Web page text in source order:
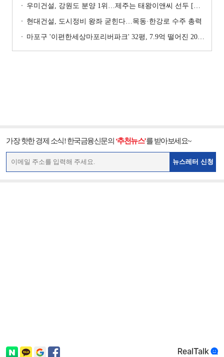
우미건설, 강원도 분양 1위…제주는 태왕이앤씨 선두 [이 지역 분양왕-강원·제주]
현대건설, 도시정비 왕좌 굳힌다…목동·한강로 수주 총력
마포구 '이편한세상마포리버파크' 32평, 7.9억 떨어진 20.4억원에 거래 [일일 하락가]
가장 핫한 경제 소식! 한국금융신문의 ‘추천뉴스’를 받아보세요~
뉴스레터 신청